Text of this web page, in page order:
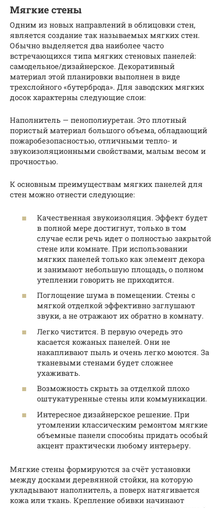
Мягкие стены
Одним из новых направлений в облицовки стен,
является создание так называемых мягких стен.
Обычно выделяется два наиболее часто
встречающихся типа мягких стеновых панелей:
самодельное/дизайнерское. Декоративный
материал этой планировки выполнен в виде
трехслойного «бутерброда». Для заводских мягких
досок характерны следующие слои:
Наполнитель — пенополиуретан. Это плотный
пористый материал большого объема, обладающий
пожаробезопасностью, отличными тепло- и
звукоизоляционными свойствами, малым весом и
прочностью.
К основным преимуществам мягких панелей для
стен можно отнести следующие:
Качественная звукоизоляция. Эффект будет
в полной мере достигнут, только в том
случае если речь идет о полностью закрытой
стене или комнате. При использовании
мягких панелей только как элемент декора
и занимают небольшую площадь, о полном
утеплении говорить не приходится.
Поглощение шума в помещении. Стены с
мягкой отделкой эффективно заглушают
звуки, а не отражают их обратно в комнату.
Легко чистится. В первую очередь это
касается кожаных панелей. Они не
накапливают пыль и очень легко моются. За
тканевыми стенами будет сложнее
ухаживать.
Возможность скрыть за отделкой плохо
оштукатуренные стены или коммуникации.
Интересное дизайнерское решение. При
утомлении классическим ремонтом мягкие
объемные панели способны придать особый
акцент практически любому интерьеру.
Мягкие стены формируются за счёт установки
между досками деревянной стойки, на которую
укладывают наполнитель, а поверх натягивается
кожа или ткань. Крепление обивки начинают